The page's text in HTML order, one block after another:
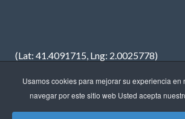
(Lat: 41.4091715, Lng: 2.0025778)
Usamos cookies para mejorar su experiencia en
navegar por este sitio web Usted acepta